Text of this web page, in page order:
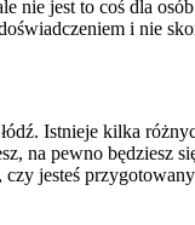
nie jest to coś dla
i nie
Istnieje kilka
na pewno będziesz
jesteś